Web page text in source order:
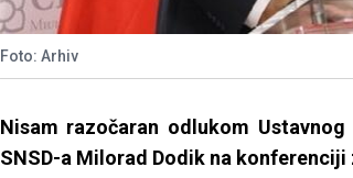
Foto: Arhiv
Nisam razočaran odlukom
SNSD-a Milorad Dodik na konferenciji